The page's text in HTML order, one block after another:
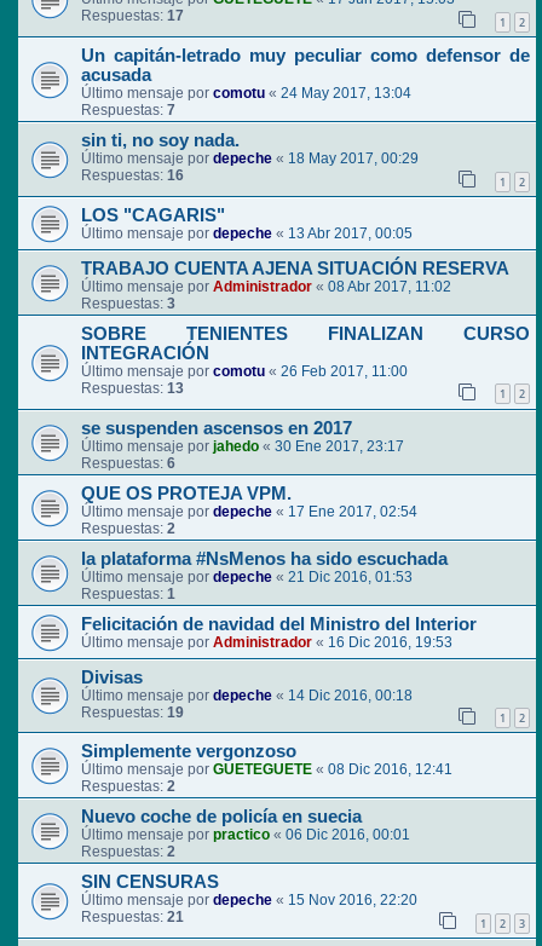
Respuestas: 17 1 2
Un capitán-letrado muy peculiar como defensor de
acusada
Último mensaje por comotu « 24 May 2017, 13:04
Respuestas: 7
sin ti, no soy nada.
Último mensaje por depeche « 18 May 2017, 00:29
Respuestas: 16 1 2
LOS "CAGARIS"
Último mensaje por depeche « 13 Abr 2017, 00:05
TRABAJO CUENTA AJENA SITUACIÓN RESERVA
Último mensaje por Administrador « 08 Abr 2017, 11:02
Respuestas: 3
SOBRE TENIENTES FINALIZAN CURSO
INTEGRACIÓN
Último mensaje por comotu « 26 Feb 2017, 11:00
Respuestas: 13 1 2
se suspenden ascensos en 2017
Último mensaje por jahedo « 30 Ene 2017, 23:17
Respuestas: 6
QUE OS PROTEJA VPM.
Último mensaje por depeche « 17 Ene 2017, 02:54
Respuestas: 2
la plataforma #NsMenos ha sido escuchada
Último mensaje por depeche « 21 Dic 2016, 01:53
Respuestas: 1
Felicitación de navidad del Ministro del Interior
Último mensaje por Administrador « 16 Dic 2016, 19:53
Divisas
Último mensaje por depeche « 14 Dic 2016, 00:18
Respuestas: 19 1 2
Simplemente vergonzoso
Último mensaje por GUETEGUETE « 08 Dic 2016, 12:41
Respuestas: 2
Nuevo coche de policía en suecia
Último mensaje por practico « 06 Dic 2016, 00:01
Respuestas: 2
SIN CENSURAS
Último mensaje por depeche « 15 Nov 2016, 22:20
Respuestas: 21 1 2 3